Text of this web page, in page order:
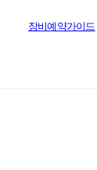
장비예약가이드